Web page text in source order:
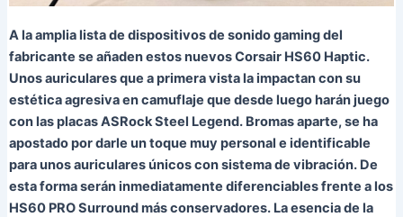
A la amplia lista de dispositivos de sonido gaming del
fabricante se añaden estos nuevos Corsair HS60 Haptic.
Unos auriculares que a primera vista la impactan con su
estética agresiva en camuflaje que desde luego harán juego
con las placas ASRock Steel Legend. Bromas aparte, se ha
apostado por darle un toque muy personal e identificable
para unos auriculares únicos con sistema de vibración. De
esta forma serán inmediatamente diferenciables frente a los
HS60 PRO Surround más conservadores. La esencia de la